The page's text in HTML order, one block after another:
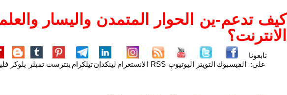
كيف تدعم-ين الحوار المتمدن واليسار
الانترنت؟
تابعونا
على: الفيسبوك التويتر اليوتيوب RSS الانستغرام لينكدإنتيلكرام بنترست تمبلر بلوكر